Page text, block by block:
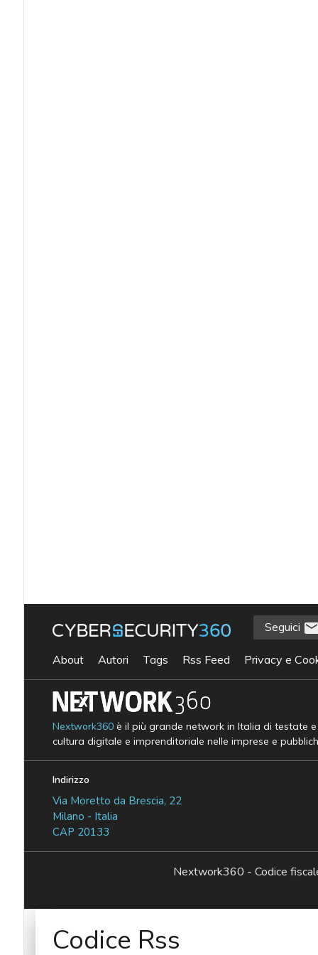
Seguici
About Autori Tags Rss Feed Privacy e
Nextwork360è il più grande network in Italia di testate
cultura digitale e imprenditoriale nelle imprese e
Indirizzo
Via Moretto da Brescia, 22
Milano - Italia
CAP 20133
Nextwork360 - Codice
Codice Rss